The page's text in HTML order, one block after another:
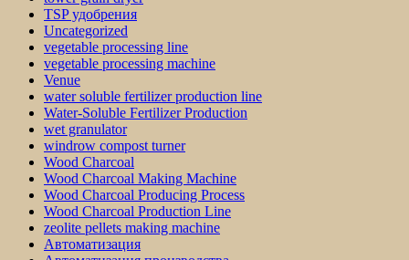
TSP удобрения
Uncategorized
vegetable processing line
vegetable processing machine
Venue
water soluble fertilizer production line
Water-Soluble Fertilizer Production
wet granulator
windrow compost turner
Wood Charcoal
Wood Charcoal Making Machine
Wood Charcoal Producing Process
Wood Charcoal Production Line
zeolite pellets making machine
Автоматизация